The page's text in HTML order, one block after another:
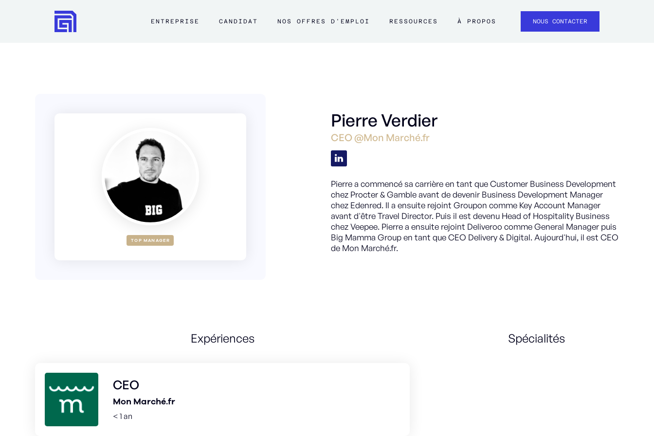
ENTREPRISE CANDIDAT NOS OFFRES D'EMPLOI RESSOURCES À PROPOS NOUS CONTACTER
TOP MANAGER
Pierre Verdier
CEO @Mon Marché.fr
Pierre a commencé sa carrière en tant que Customer Business Development
chez Procter & Gamble avant de devenir Business Development Manager
chez Edenred. Il a ensuite rejoint Groupon comme Key Account Manager
avant d'être Travel Director. Puis il est devenu Head of Hospitality Business
chez Veepee. Pierre a ensuite rejoint Deliveroo comme General Manager puis
Big Mamma Group en tant que CEO Delivery & Digital. Aujourd'hui, il est CEO
de Mon Marché.fr.
Expériences
CEO
Mon Marché.fr
< 1 an
Spécialités